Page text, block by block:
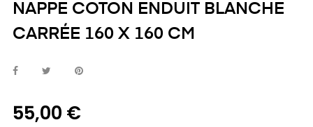
NAPPE COTON ENDUIT BLANCHE
CARRÉE 160 X 160 CM
55,00 €